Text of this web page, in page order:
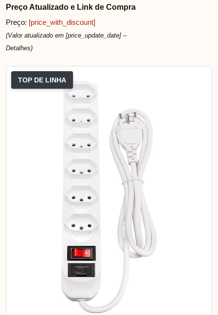
Preço Atualizado e Link de Compra
Preço: [price_with_discount]
(Valor atualizado em [price_update_date] –
Detalhes)
TOP DE LINHA